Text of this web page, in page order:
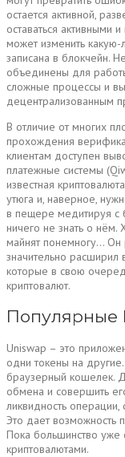
остается активной,
оставаться активными
может изменить
записана в блокчейн.
объединены для
сложные процессы и
децентрализованным
В отличие от многих
прохождения
клиентам доступен
платежные системы
известная
утюга и, наверное,
в пещере медитируя с
ничего не знать о нём.
майнят понемногу…
значительно расширил
которые в свою
криптовалют.
Uniswap – это
одни токены на
браузерный кошелек.
обмена и совершить
ликвидность операции,
Это дает возможность
Пока большинство уже
криптовалютами.